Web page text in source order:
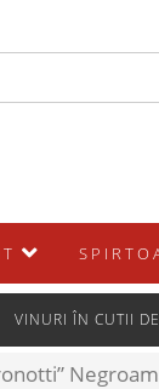
VINURI ÎN CUTII